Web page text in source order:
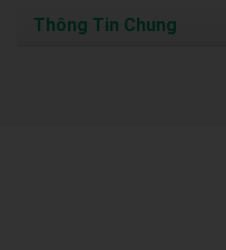
Thông Tin Chung